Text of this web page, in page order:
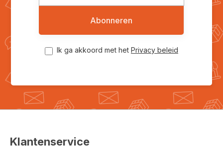
Abonneren
Ik ga akkoord met het Privacy beleid
Klantenservice